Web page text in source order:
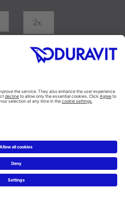
20 km
Suchen